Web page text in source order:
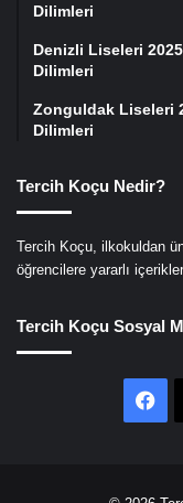
Dilimleri
Denizli Liseleri
Dilimleri
Zonguldak Liseleri
Dilimleri
Tercih Koçu Nedir?
Tercih Koçu, ilkokuldan
öğrencilere yararlı
Tercih Koçu Sosyal